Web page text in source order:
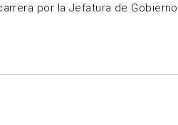
por la Jefatura de